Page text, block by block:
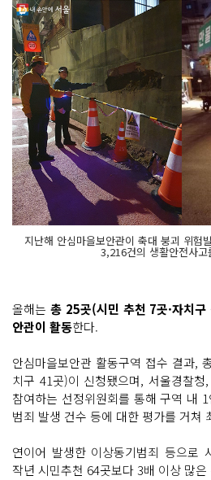
지난해 안심마을보안관이 축대 붕괴 위험
3,216건의 생활안전사고
올해는 총 25곳(시민 추천 7곳·자치
안관이 활동한다.
안심마을보안관 활동구역 접수 결과,
치구 41곳)이 신청됐으며, 서울경찰
참여하는 선정위원회를 통해 구역 내
범죄 발생 건수 등에 대한 평가를 거쳐
연이어 발생한 이상동기범죄 등으로
작년 시민추천 64곳보다 3배 이상 많